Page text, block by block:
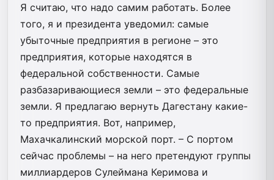
Я считаю, что надо самим работать. Более
того, я и президента уведомил: самые
убыточные предприятия в регионе – это
предприятия, которые находятся в
федеральной собственности. Самые
разбазаривающиеся земли – это федеральные
земли. Я предлагаю вернуть Дагестану какие-
то предприятия. Вот, например,
Махачкалинский морской порт. – С портом
сейчас проблемы – на него претендуют группы
миллиардеров Сулеймана Керимова и